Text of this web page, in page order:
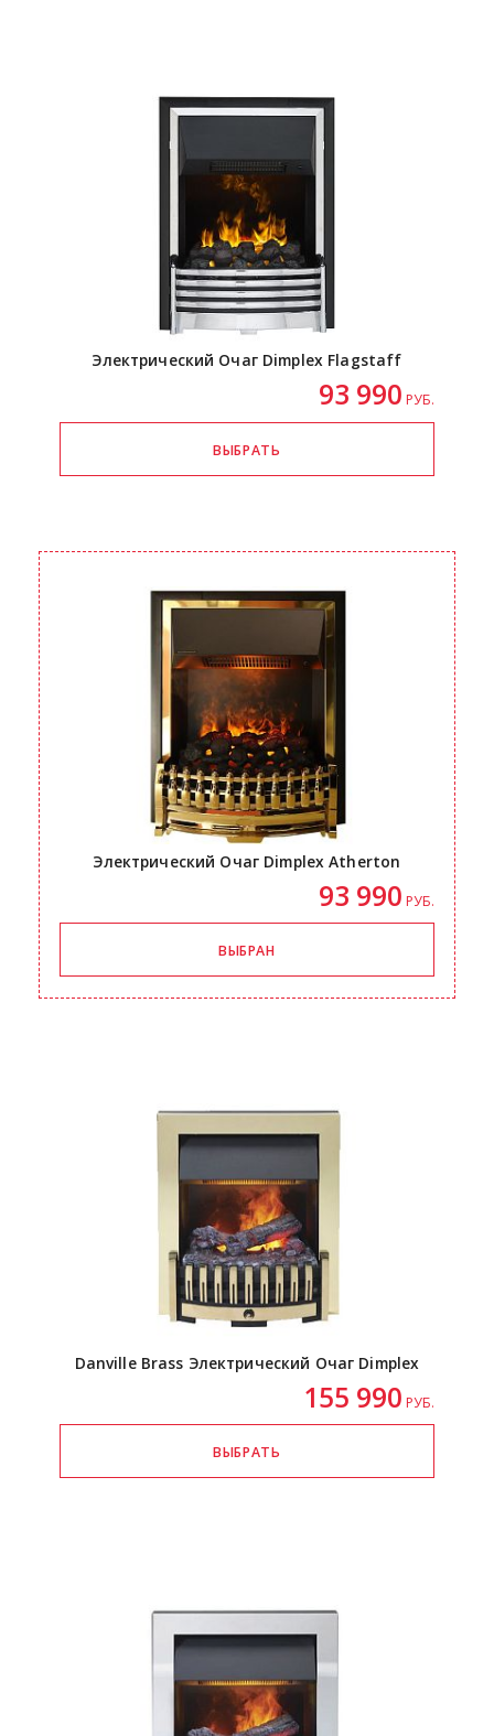
Электрический Очаг Dimplex Flagstaff
93 990 РУБ.
Электрический Очаг Dimplex Atherton
93 990 РУБ.
Danville Brass Электрический Очаг Dimplex
155 990 РУБ.